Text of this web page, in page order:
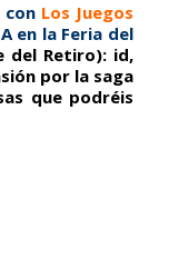
con Los Juegos
en la Feria del
del Retiro): id,
por la saga
que podréis